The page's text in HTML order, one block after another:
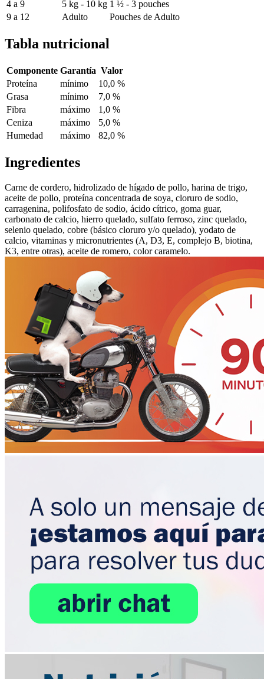
4 a 9 5 kg - 10 kg 1 ½ - 3 pouches
9 a 12
Adulto Pouches de Adulto
Tabla nutricional
Componente Garantía Valor
Proteína
mínimo
10,0 %
Grasa
mínimo
7,0 %
Fibra
máximo
1,0 %
Ceniza
máximo
5,0 %
Humedad
máximo 82,0 %
Ingredientes
Carne de cordero, hidrolizado de hígado de pollo, harina de trigo,
aceite de pollo, proteína concentrada de soya, cloruro de sodio,
carragenina, polifosfato de sodio, ácido cítrico, goma guar,
carbonato de calcio, hierro quelado, sulfato ferroso, zinc quelado,
selenio quelado, cobre (básico cloruro y/o quelado), yodato de
calcio, vitaminas y micronutrientes (A, D3, E, complejo B, biotina,
K3, entre otras), aceite de romero, color caramelo.